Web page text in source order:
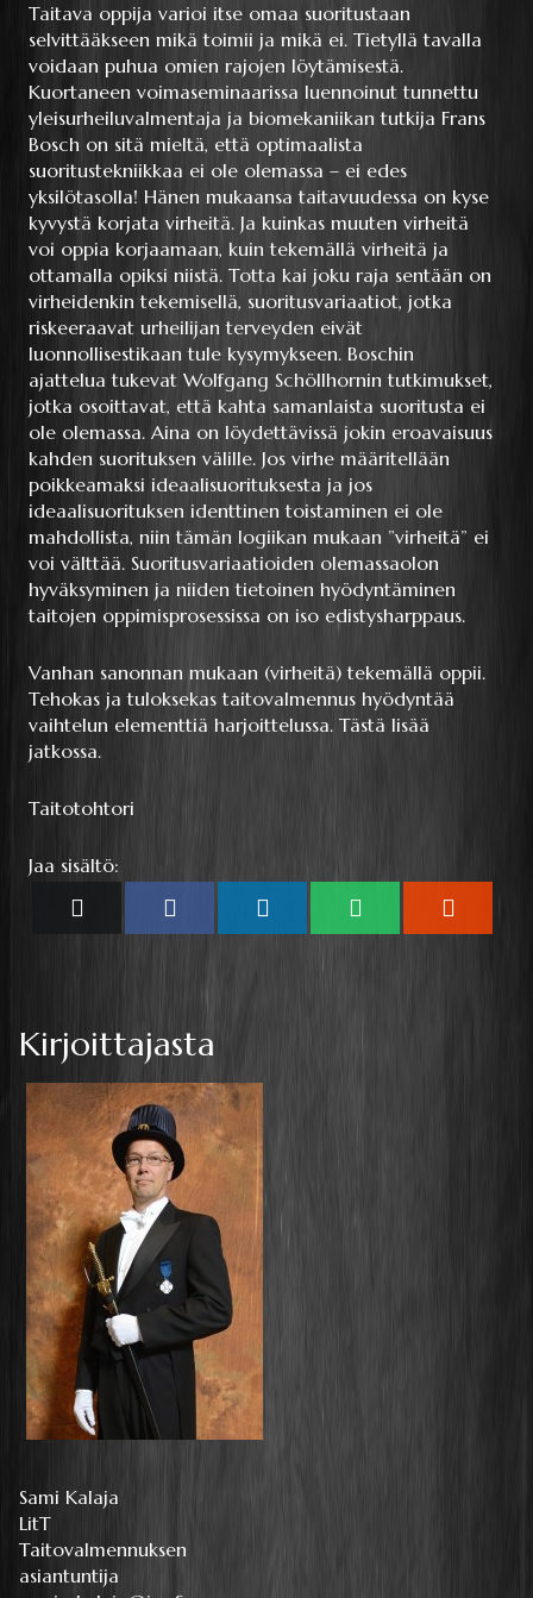
Taitava oppija varioi itse omaa suoritustaan
selvittääkseen mikä toimii ja mikä ei. Tietyllä tavalla
voidaan puhua omien rajojen löytämisestä.
Kuortaneen voimaseminaarissa luennoinut tunnettu
yleisurheiluvalmentaja ja biomekaniikan tutkija Frans
Bosch on sitä mieltä, että optimaalista
suoritustekniikkaa ei ole olemassa – ei edes
yksilötasolla! Hänen mukaansa taitavuudessa on kyse
kyvystä korjata virheitä. Ja kuinkas muuten virheitä
voi oppia korjaamaan, kuin tekemällä virheitä ja
ottamalla opiksi niistä. Totta kai joku raja sentään on
virheidenkin tekemisellä, suoritusvariaatiot, jotka
riskeeraavat urheilijan terveyden eivät
luonnollisestikaan tule kysymykseen. Boschin
ajattelua tukevat Wolfgang Schöllhornin tutkimukset,
jotka osoittavat, että kahta samanlaista suoritusta ei
ole olemassa. Aina on löydettävissä jokin eroavaisuus
kahden suorituksen välille. Jos virhe määritellään
poikkeamaksi ideaalisuorituksesta ja jos
ideaalisuorituksen identtinen toistaminen ei ole
mahdollista, niin tämän logiikan mukaan ”virheitä” ei
voi välttää. Suoritusvariaatioiden olemassaolon
hyväksyminen ja niiden tietoinen hyödyntäminen
taitojen oppimisprosessissa on iso edistysharppaus.
Vanhan sanonnan mukaan (virheitä) tekemällä oppii.
Tehokas ja tuloksekas taitovalmennus hyödyntää
vaihtelun elementtiä harjoittelussa. Tästä lisää
jatkossa.
Taitotohtori
Jaa sisältö:
Facebook LinkedIn WhatsApp
Kirjoittajasta
Sami Kalaja
LitT
Taitovalmennuksen
asiantuntija